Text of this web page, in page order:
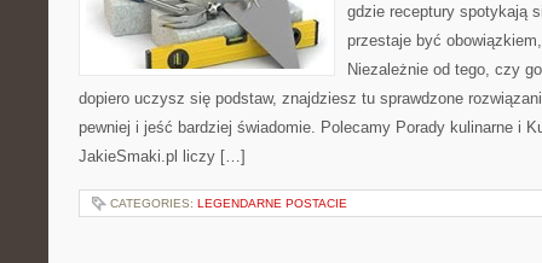
gdzie receptury spotykają
przestaje być
Niezależnie od tego, czy
dopiero uczysz się podstaw, znajdziesz tu sprawdzone
pewniej i jeść bardziej świadomie. Polecamy Porady kulinarne i
JakieSmaki.pl liczy […]
CATEGORIES: LEGENDARNE POSTACIE